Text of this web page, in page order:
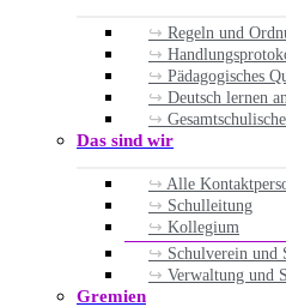
Regeln und
Pädagogisches
Deutsch lernen
Das sind wir
Alle
Schulleitung
Kollegium
Schulverein und
Verwaltung und
Gremien